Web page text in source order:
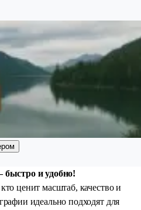
и удобно!
ценит масштаб, качество и
идеально подходят для